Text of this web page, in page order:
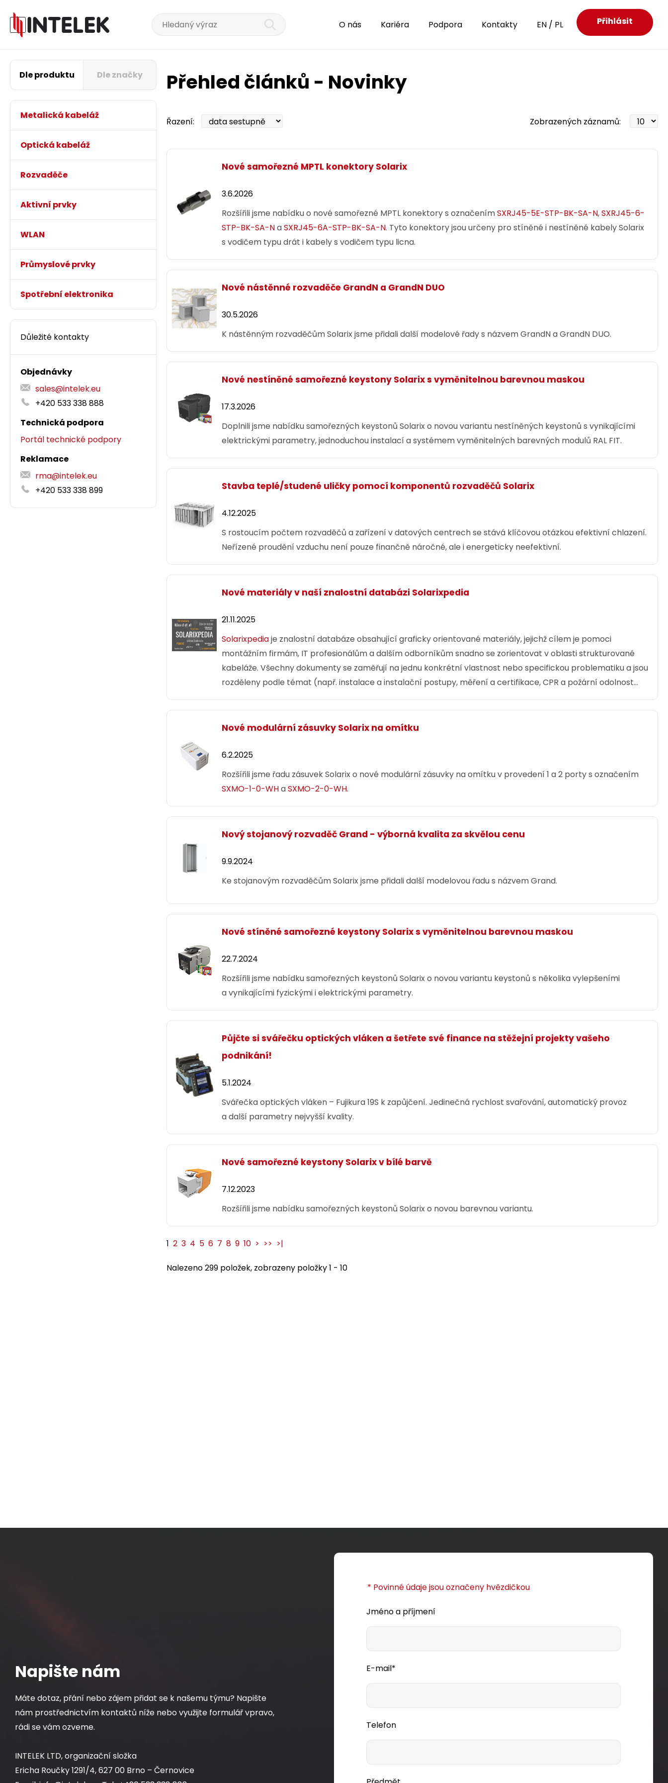
O nás Kariéra Podpora Kontakty EN / PL Přihlásit
Dle produktu Dle značky
Metalická kabeláž
Optická kabeláž
Rozvaděče
Aktivní prvky
WLAN
Průmyslové prvky
Spotřební elektronika
Důležité kontakty
Objednávky
sales@intelek.eu
+420 533 338 888
Technická podpora
Portál technické podpory
Reklamace
rma@intelek.eu
+420 533 338 899
Přehled článků - Novinky
Řazení: Zobrazených záznamů:
Nové samořezné MPTL konektory Solarix
3.6.2026
Rozšířili jsme nabídku o nové samořezné MPTL konektory s označenímSXRJ45-5E-STP-BK-SA-N,SXRJ45-6-
STP-BK-SA-NaSXRJ45-6A-STP-BK-SA-N. Tyto konektory jsou určeny pro stíněné i nestíněné kabely Solarix
s vodičem typu drát i kabely s vodičem typu licna.
Nové nástěnné rozvaděče GrandN a GrandN DUO
30.5.2026
K nástěnným rozvaděčům Solarix jsme přidali další modelové řady s názvem GrandN a GrandN DUO.
Nové nestíněné samořezné keystony Solarix s vyměnitelnou barevnou maskou
17.3.2026
Doplnili jsme nabídku samořezných keystonů Solarix o novou variantu nestíněných keystonů s vynikajícími
elektrickými parametry, jednoduchou instalací a systémem vyměnitelných barevných modulů RAL FIT.
Stavba teplé/studené uličky pomocí komponentů rozvaděčů Solarix
4.12.2025
S rostoucím počtem rozvaděčů a zařízení v datových centrech se stává klíčovou otázkou efektivní chlazení.
Neřízené proudění vzduchu není pouze finančně náročné, ale i energeticky neefektivní.
Nové materiály v naší znalostní databázi Solarixpedia
21.11.2025
Solarixpediaje znalostní databáze obsahující graficky orientované materiály, jejichž cílem je pomoci
montážním firmám, IT profesionálům a dalším odborníkům snadno se zorientovat v oblasti strukturované
kabeláže. Všechny dokumenty se zaměřují na jednu konkrétní vlastnost nebo specifickou problematiku a jsou
rozděleny podle témat (např. instalace a instalační postupy, měření a certifikace, CPR a požární odolnost
atd.). Materiály jsou k dispozici všem našim zákazníkům ke stažení zdarma.
Nové modulární zásuvky Solarix na omítku
6.2.2025
Rozšířili jsme řadu zásuvek Solarix o nové modulární zásuvky na omítku v provedení 1 a 2 porty s označením
SXMO-1-0-WHaSXMO-2-0-WH.
Nový stojanový rozvaděč Grand - výborná kvalita za skvělou cenu
9.9.2024
Ke stojanovým rozvaděčům Solarix jsme přidali další modelovou řadu s názvem Grand.
Nové stíněné samořezné keystony Solarix s vyměnitelnou barevnou maskou
22.7.2024
Rozšířili jsme nabídku samořezných keystonů Solarix o novou variantu keystonů s několika vylepšeními
a vynikajícími fyzickými i elektrickými parametry.
Půjčte si svářečku optických vláken a šetřete své finance na stěžejní projekty vašeho
podnikání!
5.1.2024
Svářečka optických vláken – Fujikura 19S k zapůjčení. Jedinečná rychlost svařování, automatický provoz
a další parametry nejvyšší kvality.
Nové samořezné keystony Solarix v bílé barvě
7.12.2023
Rozšířili jsme nabídku samořezných keystonů Solarix o novou barevnou variantu.
1 2 3 4 5 6 7 8 9 10 > >> >|
Nalezeno 299 položek, zobrazeny položky 1 - 10
Napište nám
Máte dotaz, přání nebo zájem přidat se k našemu týmu? Napište
nám prostřednictvím kontaktů níže nebo využijte formulář vpravo,
rádi se vám ozveme.
INTELEK LTD, organizační složka
Ericha Roučky 1291/4, 627 00 Brno – Černovice
* Povinné údaje jsou označeny hvězdičkou
Jméno a příjmení
E-mail*
Telefon